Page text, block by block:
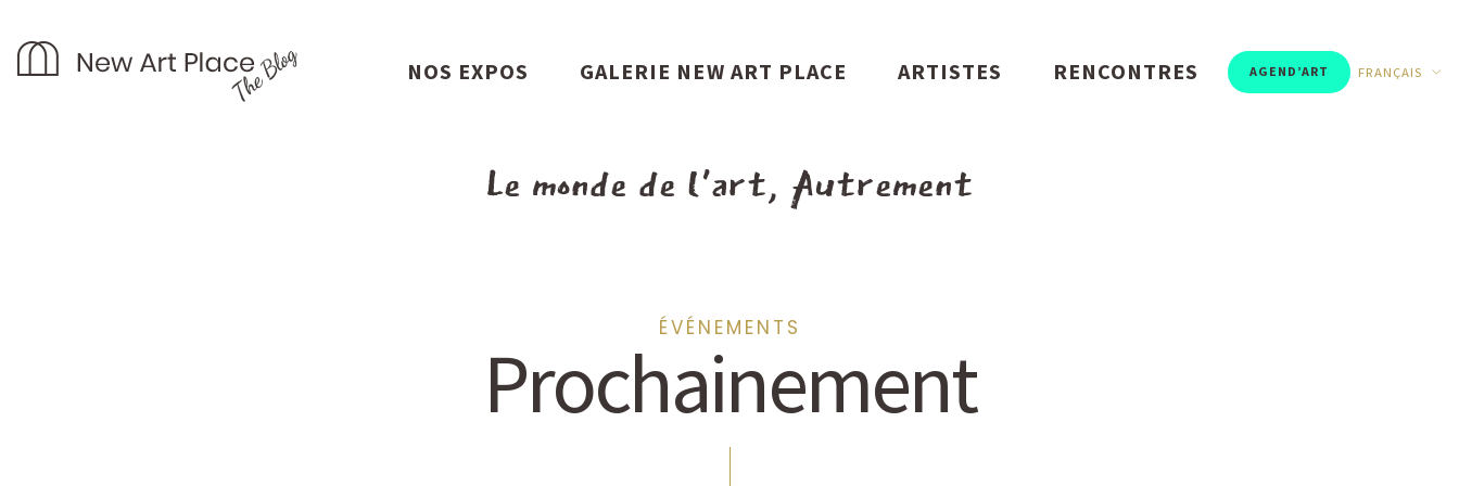
NOS EXPOS GALERIE NEW ART PLACE ARTISTES RENCONTRES AGEND’ART FRANÇAIS
Le monde de l'art, Autrement
ÉVÉNEMENTS
Prochainement